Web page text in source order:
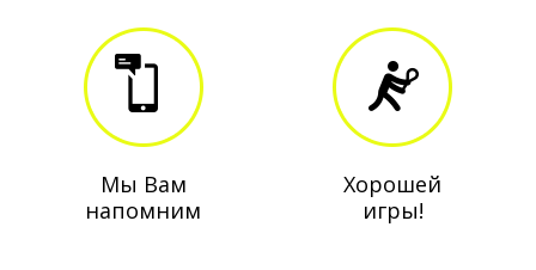
Мы Вам
напомним
Хорошей
игры!